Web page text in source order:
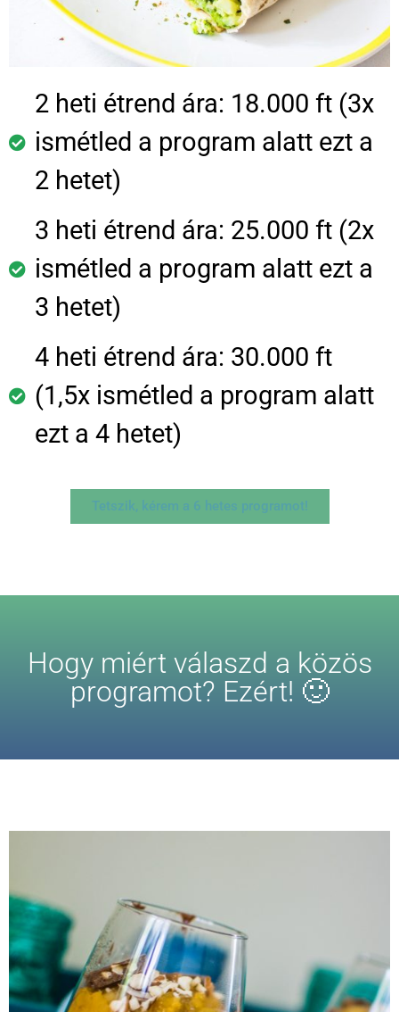
2 heti étrend ára: 18.000 ft (3x
ismétled a program alatt ezt a
2 hetet)
3 heti étrend ára: 25.000 ft (2x
ismétled a program alatt ezt a
3 hetet)
4 heti étrend ára: 30.000 ft
(1,5x ismétled a program alatt
ezt a 4 hetet)
Tetszik, kérem a 6 hetes programot!
Hogy miért válaszd a közös
programot? Ezért! 🙂